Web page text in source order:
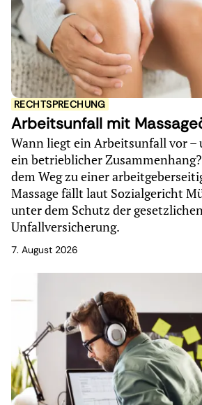
RECHTSPRECHUNG
Arbeitsunfall mit
Wann liegt ein Arbeitsunfall vor –
ein betrieblicher
dem Weg zu einer
Massage fällt laut Sozialgericht
unter dem Schutz der
Unfallversicherung.
7. August 2026